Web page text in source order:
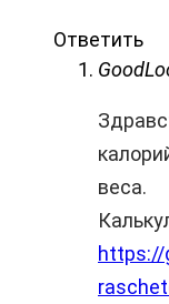
Ответить
веса.
https://